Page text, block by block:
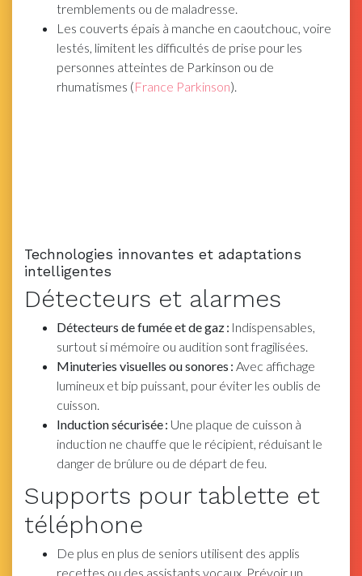
tremblements ou de maladresse.
Les couverts épais à manche en caoutchouc, voire
lestés, limitent les difficultés de prise pour les
personnes atteintes de Parkinson ou de
rhumatismes (France Parkinson).
Technologies innovantes et adaptations
intelligentes
Détecteurs et alarmes
Détecteurs de fumée et de gaz : Indispensables,
surtout si mémoire ou audition sont fragilisées.
Minuteries visuelles ou sonores : Avec affichage
lumineux et bip puissant, pour éviter les oublis de
cuisson.
Induction sécurisée : Une plaque de cuisson à
induction ne chauffe que le récipient, réduisant le
danger de brûlure ou de départ de feu.
Supports pour tablette et
téléphone
De plus en plus de seniors utilisent des applis
recettes ou des assistants vocaux. Prévoir un